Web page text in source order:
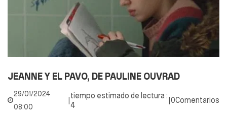
JEANNE Y EL PAVO, DE PAULINE OUVRAD
29/01/2024
08:00
|
tiempo estimado de lectura :
4
|0Comentarios